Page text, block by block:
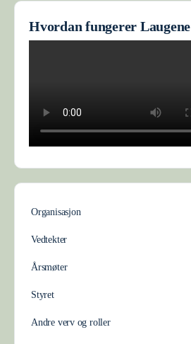
Hvordan fungerer Laugene
Organisasjon
Vedtekter
Årsmøter
Styret
Andre verv og roller